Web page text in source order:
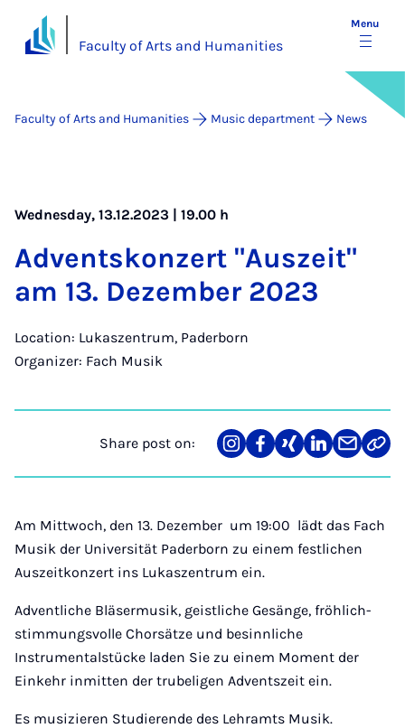
Faculty of Arts and Humanities
Menu
Faculty of Arts and Humanities Music department News
Wednesday, 13.12.2023 | 19.00 h
Ad­vent­skonzert "Aus­zeit"
am 13. Dezem­ber 2023
Location: Lukaszentrum, Paderborn
Organizer: Fach Musik
Share post on:
Share
on
Teilen
auf
Teilen
auf
Teilen
auf
Teilen
über
Mail
Link
Am Mittwoch, den 13. Dezember um 19:00 lädt das Fach
Musik der Universität Paderborn zu einem festlichen
Auszeitkonzert ins Lukaszentrum ein.
Adventliche Bläsermusik, geistliche Gesänge, fröhlich-
stimmungsvolle Chorsätze und besinnliche
Instrumentalstücke laden Sie zu einem Moment der
Einkehr inmitten der trubeligen Adventszeit ein.
Es musizieren Studierende des Lehramts Musik.